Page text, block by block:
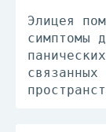
Элицея
симптомы